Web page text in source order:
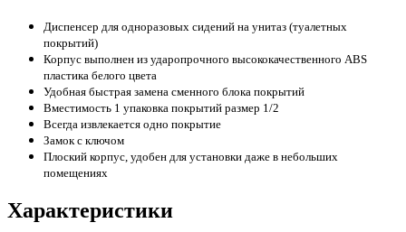
Диспенсер для одноразовых сидений на унитаз (туалетных
покрытий)
Корпус выполнен из ударопрочного высококачественного ABS
пластика белого цвета
Удобная быстрая замена сменного блока покрытий
Вместимость 1 упаковка покрытий размер 1/2
Всегда извлекается одно покрытие
Замок с ключом
Плоский корпус, удобен для установки даже в небольших
помещениях
Характеристики